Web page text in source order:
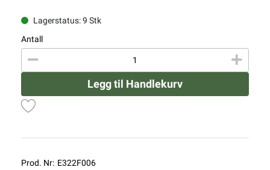
Lagerstatus: 9 Stk
Antall
Legg til Handlekurv
Prod. Nr: E322F006